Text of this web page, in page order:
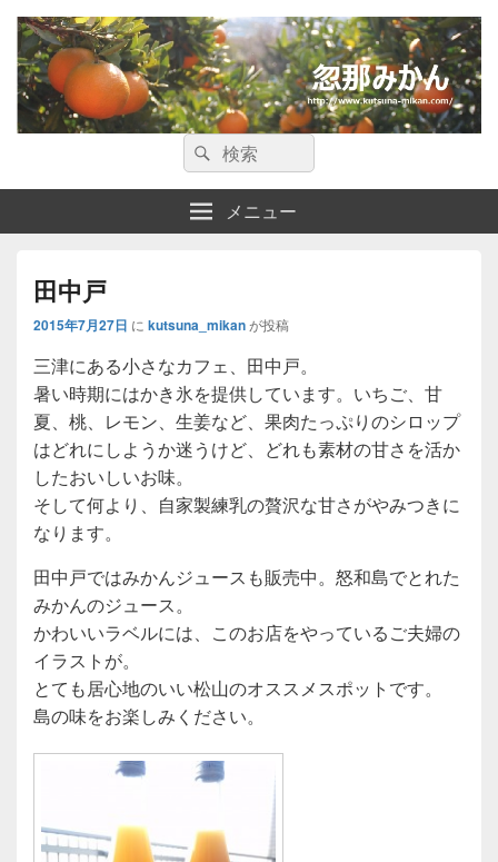
愛媛県・松山市の忽那諸島についての情報サイトです。
検
索:
検
索
メニュー
田中戸
2015年7月27日 に kutsuna_mikanが投稿
三津にある小さなカフェ、田中戸。
暑い時期にはかき氷を提供しています。いちご、甘
夏、桃、レモン、生姜など、果肉たっぷりのシロップ
はどれにしようか迷うけど、どれも素材の甘さを活か
したおいしいお味。
そして何より、自家製練乳の贅沢な甘さがやみつきに
なります。
田中戸ではみかんジュースも販売中。怒和島でとれた
みかんのジュース。
かわいいラベルには、このお店をやっているご夫婦の
イラストが。
とても居心地のいい松山のオススメスポットです。
島の味をお楽しみください。